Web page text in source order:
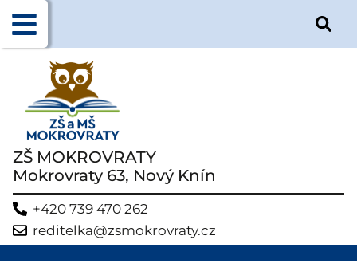
ZŠ MOKROVRATY
Mokrovraty 63, Nový Knín
+420 739 470 262
reditelka@zsmokrovraty.cz